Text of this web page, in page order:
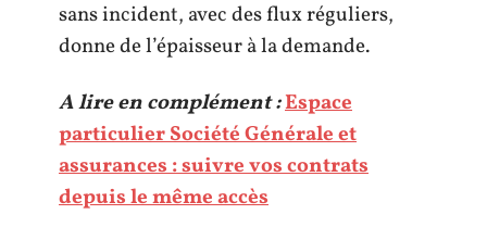
sans incident, avec des flux réguliers,
donne de l’épaisseur à la demande.
A lire en complément :Espace
particulier Société Générale et
assurances : suivre vos contrats
depuis le même accès